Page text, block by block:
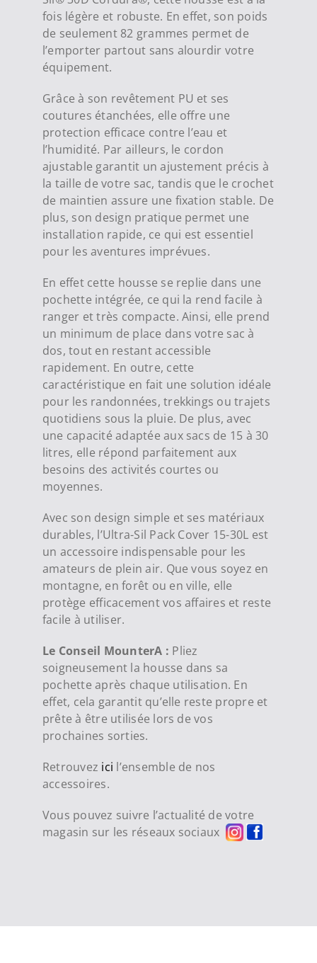
fois légère et robuste. En effet, son poids
de seulement 82 grammes permet de
l’emporter partout sans alourdir votre
équipement.
Grâce à son revêtement PU et ses
coutures étanchées, elle offre une
protection efficace contre l’eau et
l’humidité. Par ailleurs, le cordon
ajustable garantit un ajustement précis à
la taille de votre sac, tandis que le crochet
de maintien assure une fixation stable. De
plus, son design pratique permet une
installation rapide, ce qui est essentiel
pour les aventures imprévues.
En effet cette housse se replie dans une
pochette intégrée, ce qui la rend facile à
ranger et très compacte. Ainsi, elle prend
un minimum de place dans votre sac à
dos, tout en restant accessible
rapidement. En outre, cette
caractéristique en fait une solution idéale
pour les randonnées, trekkings ou trajets
quotidiens sous la pluie. De plus, avec
une capacité adaptée aux sacs de 15 à 30
litres, elle répond parfaitement aux
besoins des activités courtes ou
moyennes.
Avec son design simple et ses matériaux
durables, l’Ultra-Sil Pack Cover 15-30L est
un accessoire indispensable pour les
amateurs de plein air. Que vous soyez en
montagne, en forêt ou en ville, elle
protège efficacement vos affaires et reste
facile à utiliser.
Le Conseil MounterA : Pliez
soigneusement la housse dans sa
pochette après chaque utilisation. En
effet, cela garantit qu’elle reste propre et
prête à être utilisée lors de vos
prochaines sorties.
Retrouvez ici l’ensemble de nos
accessoires.
Vous pouvez suivre l’actualité de votre
magasin sur les réseaux sociaux